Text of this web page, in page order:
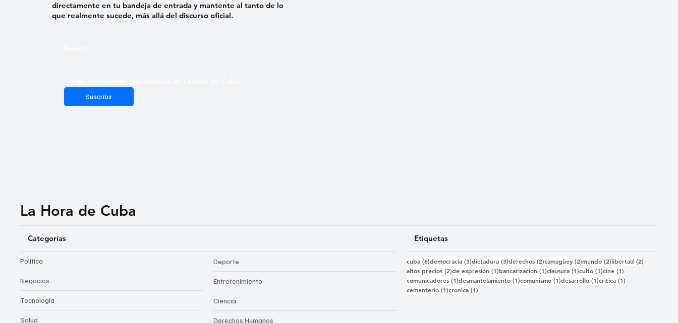
Suscribir
directamente en tu bandeja de entrada y mantente al tanto de lo
que realmente sucede, más allá del discurso oficial.
La Hora de Cuba
Categorías
Política
Negocios
Tecnología
Salud
Deporte
Entretenimiento
Ciencia
Derechos Humanos
Etiquetas
cuba (6)6 entradas
democracia (3)3 entradas
dictadura (3)3 entradas
derechos (2)2 entradas
camagüey (2)2 entradas
mundo (2)2 entradas
libertad (2)
altos precios (2)2 entradas
de expresión (1)1 entrada
bancarizacion (1)1 entrada
clausura (1)1 entrada
culto (1)1 entrada
cine (1)
comunicadores (1)1 entrada
desmantelamiento (1)1 entrada
comunismo (1)1 entrada
desarrollo (1)1 entrada
critica (1)
cementerio (1)1 entrada
cronica (1)